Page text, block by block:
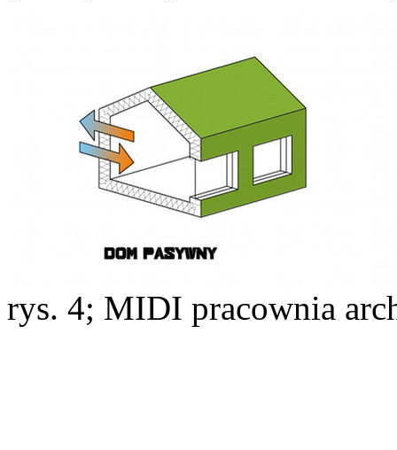
rys. 4; MIDI pracownia